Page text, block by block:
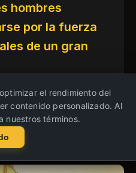
hombres
por la fuerza
de un gran
informática y física
se
precedentes y
el rendimiento del
contenido personalizado. Al
nuestros términos.